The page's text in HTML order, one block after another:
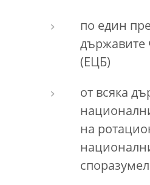
по един
държавите
(ЕЦБ)
от всяка
на